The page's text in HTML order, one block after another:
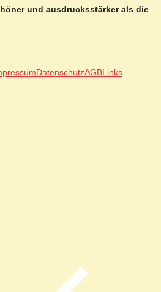
und ausdrucksstärker als die
DatenschutzAGBLinks